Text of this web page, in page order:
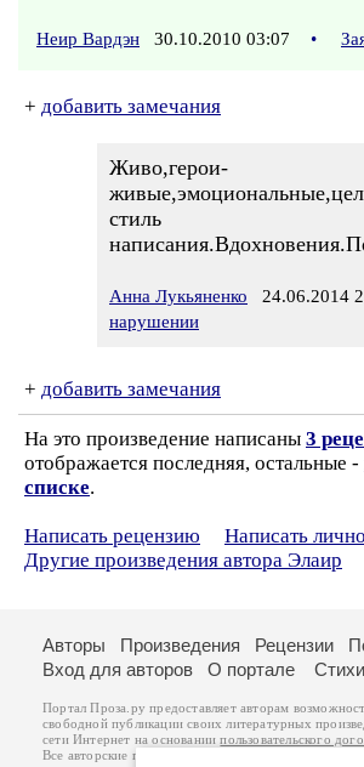
Неир Вардэн 30.10.2010 03:07 •
+ добавить замечания
Живо,герои-
стиль
Анна Лукьяненко 24.06.2014
нарушении
+ добавить замечания
На это произведение написаны 3
отображается последняя, остальные -
списке.
Написать рецензию
Написать
Другие произведения автора Элаир
Авторы Произведения Рецензии
Вход для авторов
О портале
Портал Проза.ру предоставляет авторам
свободной публикации своих литературных
сети Интернет на основаниипользовательского
Все авторские права на произведения принадлежат